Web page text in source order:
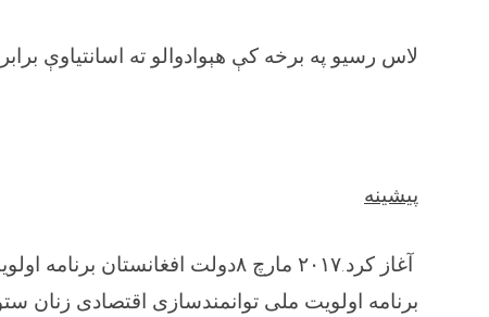
لاس رسیو په برخه کې هېوادوالو ته اسانتیاوې
پیشینه
دولت افغانستان برنامه۸ مارچ ۲۰۱۷آغاز کرد.
برنامه اولویت ملی توانمندسازی اقتصادی